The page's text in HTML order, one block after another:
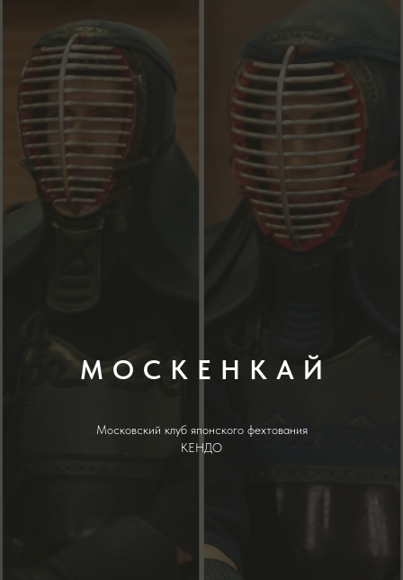
М О С К Е Н К А Й
Московский клуб японского фехтования
КЕНДО